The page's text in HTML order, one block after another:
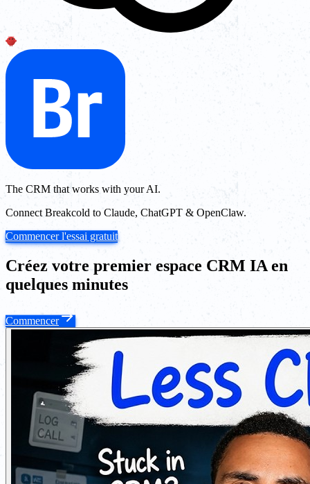
The CRM that works with your AI.
Connect Breakcold to Claude, ChatGPT & OpenClaw.
Commencer l'essai gratuit
Créez votre premier espace CRM IA en
quelques minutes
Commencer